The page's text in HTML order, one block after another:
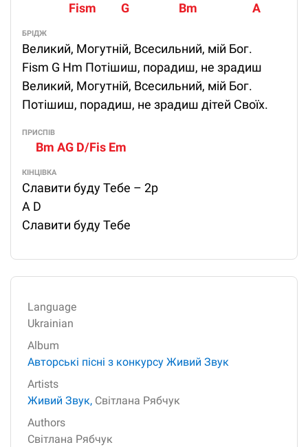
                 Fism         G                  Bm                    A
БРІДЖ
Великий, Могутній, Всесильний, мій Бог.
Fism G Hm Потішиш, порадиш, не зрадиш
Великий, Могутній, Всесильний, мій Бог.
Потішиш, порадиш, не зрадиш дітей Своїх.
ПРИСПІВ
     Bm AG D/Fis Em
КІНЦІВКА
Славити буду Тебе – 2р
А D
Славити буду Тебе
Language
Ukrainian
Album
Авторські пісні з конкурсу Живий Звук
Artists
Живий Звук, Світлана Рябчук
Authors
Світлана Рябчук